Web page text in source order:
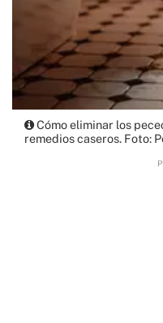
Cómo eliminar los
remedios caseros. Foto: